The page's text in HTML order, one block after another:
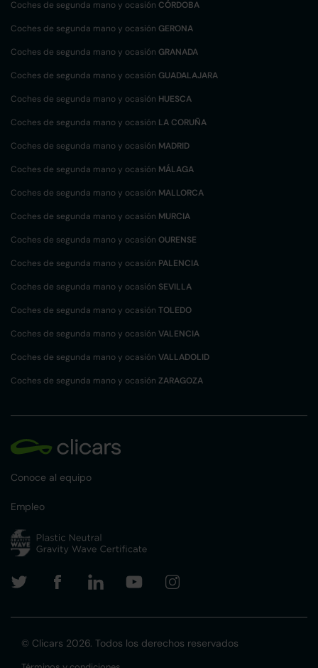
Coches de segunda mano y ocasión CÓRDOBA
Coches de segunda mano y ocasión GERONA
Coches de segunda mano y ocasión GRANADA
Coches de segunda mano y ocasión GUADALAJARA
Coches de segunda mano y ocasión HUESCA
Coches de segunda mano y ocasión LA CORUÑA
Coches de segunda mano y ocasión MADRID
Coches de segunda mano y ocasión MÁLAGA
Coches de segunda mano y ocasión MALLORCA
Coches de segunda mano y ocasión MURCIA
Coches de segunda mano y ocasión OURENSE
Coches de segunda mano y ocasión PALENCIA
Coches de segunda mano y ocasión SEVILLA
Coches de segunda mano y ocasión TOLEDO
Coches de segunda mano y ocasión VALENCIA
Coches de segunda mano y ocasión VALLADOLID
Coches de segunda mano y ocasión ZARAGOZA
Conoce al equipo
Empleo
© Clicars 2026. Todos los derechos reservados